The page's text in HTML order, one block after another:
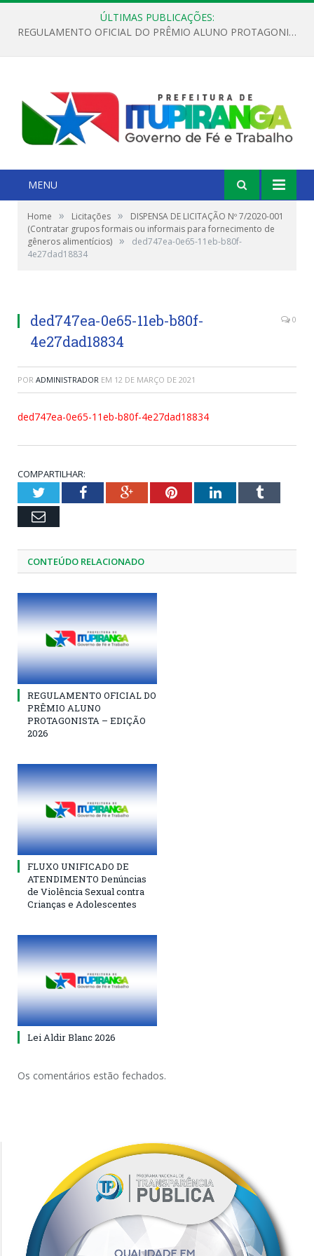
ÚLTIMAS PUBLICAÇÕES:
REGULAMENTO OFICIAL DO PRÊMIO ALUNO PROTAGONISTA – EDIÇÃO 2026
MENU
Home » Licitações »
DISPENSA DE LICITAÇÃO Nº 7/2020-001
(Contratar grupos formais ou informais para fornecimento de
gêneros alimentícios) »
ded747ea-0e65-11eb-b80f-
4e27dad18834
ded747ea-0e65-11eb-b80f-
4e27dad18834
0
POR ADMINISTRADOR EM 12 DE MARÇO DE 2021
ded747ea-0e65-11eb-b80f-4e27dad18834
COMPARTILHAR:
TwitterFacebookGoogle+PinterestLinkedInTumblr
Email
CONTEÚDO RELACIONADO
REGULAMENTO OFICIAL DO
PRÊMIO ALUNO
PROTAGONISTA – EDIÇÃO
2026
FLUXO UNIFICADO DE
ATENDIMENTO Denúncias
de Violência Sexual contra
Crianças e Adolescentes
Lei Aldir Blanc 2026
Os comentários estão fechados.